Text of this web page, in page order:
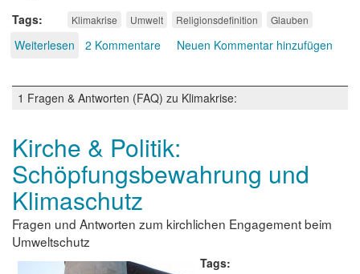
Tags Klimakrise Umwelt Religionsdefinition Glauben
Weiterlesen über
Greta?
2 Kommentare Neuen Kommentar hinzufügen
1 Fragen & Antworten (FAQ) zu Klimakrise:
Kirche & Politik:
Schöpfungsbewahrung und
Klimaschutz
Fragen und Antworten zum kirchlichen Engagement beim
Umweltschutz
Tags